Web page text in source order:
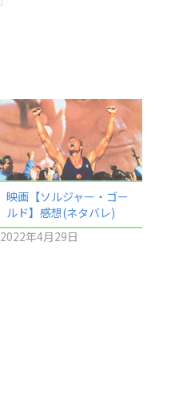
映画【ソルジャー・ゴー
ルド】感想(ネタバレ)
2022年4月29日